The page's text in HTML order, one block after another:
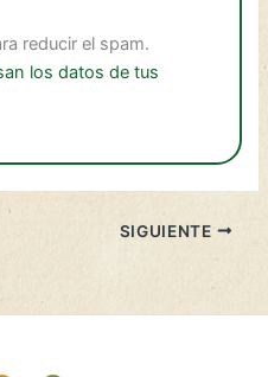
reducir el spam.
los datos de tus
SIGUIENTE